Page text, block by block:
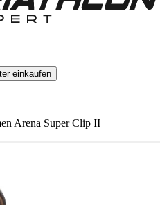
einkaufen
Arena Super Clip II